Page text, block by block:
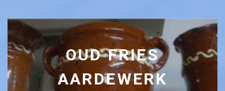
OUD FRIES
AARDEWERK